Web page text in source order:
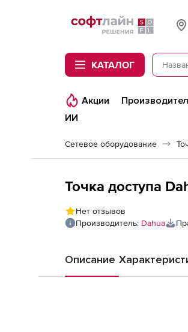
Softline
КАТАЛОГ
Акции
ИИ
Сетевое оборудование
Точка доступа
Нет отзывов
Производитель: Dahua
Описание